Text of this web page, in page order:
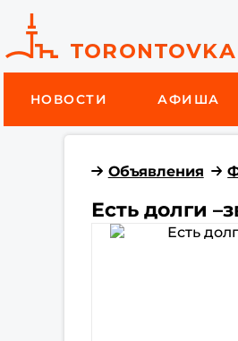
НОВОСТИ АФИША
Объявления
Есть долги